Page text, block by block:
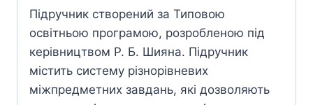
Підручник створений за Типовою
освітньою програмою, розробленою під
керівництвом Р. Б. Шияна. Підручник
містить систему різнорівневих
міжпредметних завдань, які дозволяють